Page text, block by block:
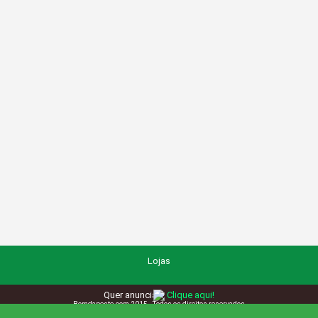
Lojas
Quer anunciar? Clique aqui!
Bomdapeste.com 2015 - Todos os direitos reservados